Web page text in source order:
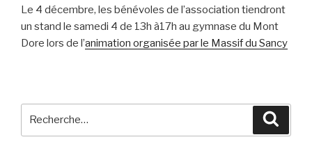
Le 4 décembre, les bénévoles de l’association tiendront
un stand le samedi 4 de 13h à17h au gymnase du Mont
Dore lors de l’animation organisée par le Massif du Sancy